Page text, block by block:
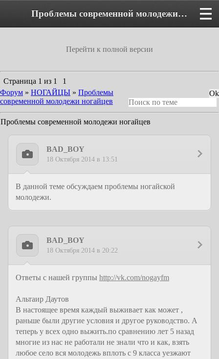
Проблемы современной молодежи ногайцев - Форум
Перейти к полной версии
Страница 1 из 1
1
Форум » НОГАЙЦЫ » Проблемы
современной молодежи ногайцев
Проблемы современной молодежи ногайцев
BAD_BOY
18 Октября 2014 в 13:51
В данной теме обсуждаем проблемы ногайской
молодежи.
BAD_BOY
18 Октября 2014 в 20:22
Ответы с нашей группы http://vk.com/nogayfm
Альтаир Даутов
В настоящее время каждый выживает как может ,
раньше были другие условия и другое руководство. А
теперь у всех одно выжить.по сравнению лет 5 назад
многие из нас не работали не знали что и как, взять
любое село вся молодежь вплоть с 9 класса уезжают